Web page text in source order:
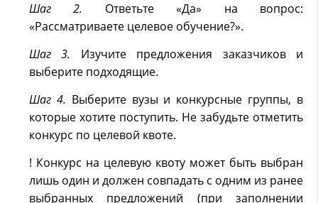
Шаг 2. Ответьте «Да» на вопрос:
«Рассматриваете целевое обучение?».
Шаг 3. Изучите предложения заказчиков и
выберите подходящие.
Шаг 4. Выберите вузы и конкурсные группы, в
которые хотите поступить. Не забудьте отметить
конкурс по целевой квоте.
! Конкурс на целевую квоту может быть выбран
лишь один и должен совпадать с одним из ранее
выбранных предложений (при заполнении